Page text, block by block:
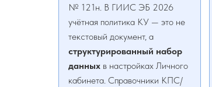
№ 121н. В ГИИС ЭБ 2026
учётная политика КУ — это не
текстовый документ, а
структурированный набор
данных в настройках Личного
кабинета. Справочники КПС/